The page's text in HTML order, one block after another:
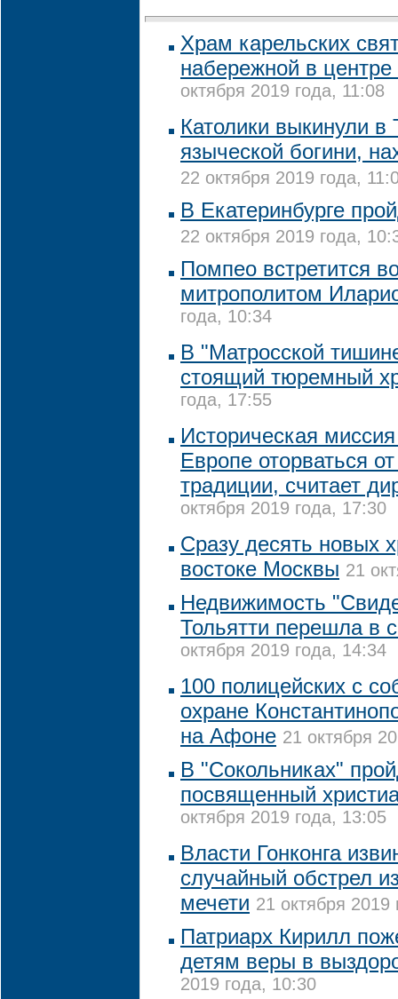
Храм карельских
набережной в центре
октября 2019 года, 11:08
Католики выкинули в
языческой богини,
22 октября 2019 года,
В Екатеринбурге
22 октября 2019 года,
Помпео встретится
митрополитом
года, 10:34
В "Матросской
стоящий тюремный
года, 17:55
Историческая
Европе оторваться
традиции, считает
октября 2019 года, 17:30
Сразу десять новых
востоке Москвы 21
Недвижимость
Тольятти перешла в
октября 2019 года, 14:34
100 полицейских с
охране
на Афоне 21 октября
В "Сокольниках"
посвященный
октября 2019 года, 13:05
Власти Гонконга
случайный обстрел
мечети 21 октября 2019
Патриарх Кирилл
детям веры в
2019 года, 10:30